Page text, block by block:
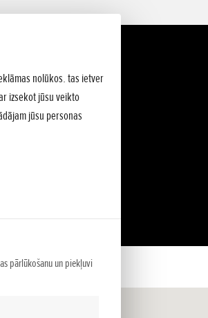
nolūkos. tas ietver
izsekot jūsu veikto
jūsu personas
pārlūkošanu un piekļuvi